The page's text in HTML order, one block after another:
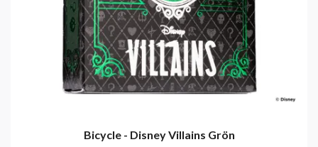
Bicycle - Disney Villains Grön